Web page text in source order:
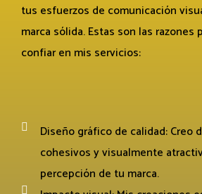
tus esfuerzos de comunicación
marca sólida. Estas son las razones
confiar en mis servicios:
Diseño gráfico de calidad: Creo
cohesivos y visualmente
percepción de tu marca.